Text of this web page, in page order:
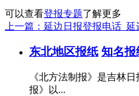
可以查看登报专题了解更多
上一篇：延边日报登报电话_
东北地区报纸 知名报
《北方法制报》是吉林
报》以...